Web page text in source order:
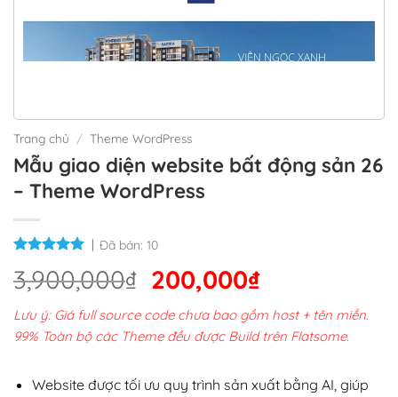
Trang chủ / Theme WordPress
Mẫu giao diện website bất động sản 26
– Theme WordPress
Đã bán: 10
3,900,000₫ Giá
gốc
là:
3,900,000₫.
200,000₫Giá
hiện
tại
200,000₫.
Lưu ý: Giá full source code chưa bao gồm host + tên miền.
99% Toàn bộ các Theme đều được Build trên Flatsome.
Website được tối ưu quy trình sản xuất bằng AI, giúp